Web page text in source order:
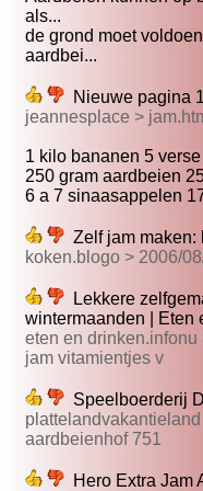
als...
de grond moet
aardbei...
Nieuwe pagina
jeannesplace >
1 kilo bananen 5
250 gram aardbeien
6 a 7 sinaasappelen
Zelf jam maken:
koken.blogo > 2006/
Lekkere
wintermaanden | Eten
eten en
jam vitamientjes v
Speelboerderij
aardbeienhof 751
Hero Extra Jam